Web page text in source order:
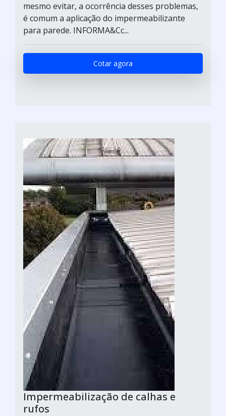
mesmo evitar, a ocorrência desses problemas,
é comum a aplicação do impermeabilizante
para parede. INFORMA&Cc...
Cotar agora
Impermeabilização de calhas e
rufos